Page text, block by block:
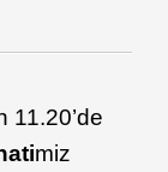
11.20’de
miz